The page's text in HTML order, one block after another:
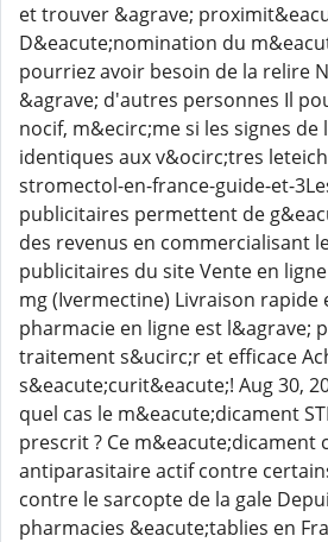
et trouver &agrave;
D&eacute;nomination du
pourriez avoir besoin de la relire
&agrave; d'autres personnes Il
nocif, m&ecirc;me si les signes
identiques aux v&ocirc;tres
stromectol-en-france-guide-et-
publicitaires permettent de
des revenus en commercialisant
publicitaires du site Vente en
mg (Ivermectine) Livraison rapide
pharmacie en ligne est l&agrave;
traitement s&ucirc;r et efficace
s&eacute;curit&eacute;! Aug 30,
quel cas le m&eacute;dicament
prescrit ? Ce m&eacute;dicament
antiparasitaire actif contre
contre le sarcopte de la gale
pharmacies &eacute;tablies en